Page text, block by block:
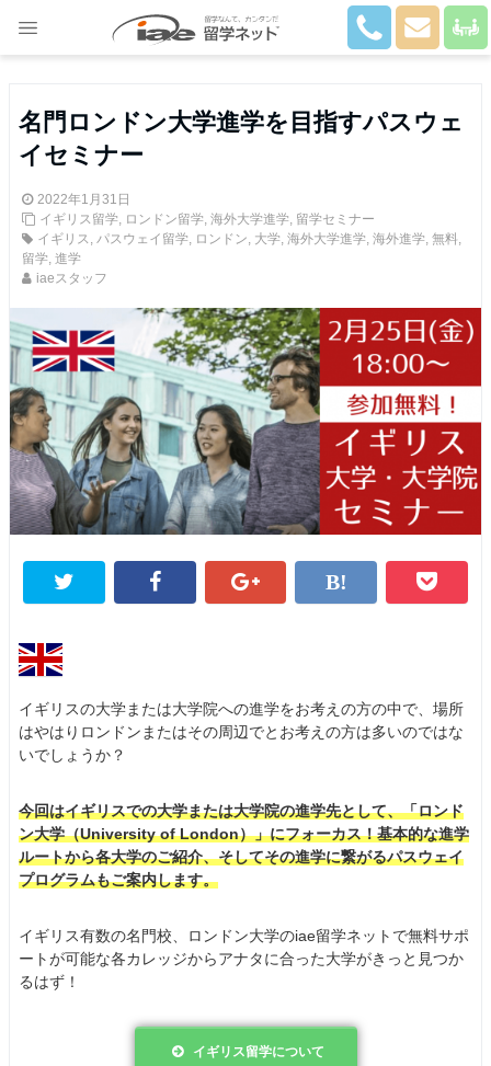
名門ロンドン大学進学を目指すパスウェ
イセミナー
2022年1月31日
イギリス留学, ロンドン留学, 海外大学進学, 留学セミナー
イギリス, パスウェイ留学, ロンドン, 大学, 海外大学進学, 海外進学, 無料,
留学, 進学
iaeスタッフ
イギリスの大学または大学院への進学をお考えの方の中で、場所
はやはりロンドンまたはその周辺でとお考えの方は多いのではな
いでしょうか？
今回はイギリスでの大学または大学院の進学先として、「ロンド
ン大学（University of London）」にフォーカス！基本的な進学
ルートから各大学のご紹介、そしてその進学に繋がるパスウェイ
プログラムもご案内します。
イギリス有数の名門校、ロンドン大学のiae留学ネットで無料サポ
ートが可能な各カレッジからアナタに合った大学がきっと見つか
るはず！
イギリス留学について